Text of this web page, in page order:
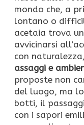
mondo che, a
lontano o
acetaia trova
avvicinarsi
con
assaggi e
proposte non
del luogo, ma
botti, il
con i sapori